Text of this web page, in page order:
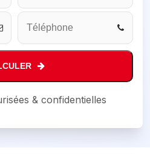
& confidentielles